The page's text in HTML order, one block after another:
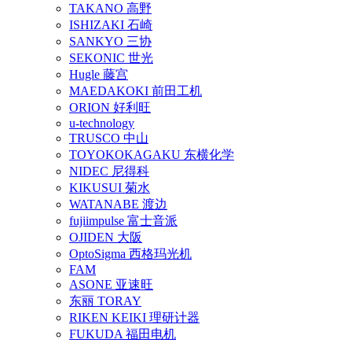
TAKANO 高野
ISHIZAKI 石崎
SANKYO 三协
SEKONIC 世光
Hugle 藤宫
MAEDAKOKI 前田工机
ORION 好利旺
u-technology
TRUSCO 中山
TOYOKOKAGAKU 东横化学
NIDEC 尼得科
KIKUSUI 菊水
WATANABE 渡边
fujiimpulse 富士音派
OJIDEN 大阪
OptoSigma 西格玛光机
FAM
ASONE 亚速旺
东丽 TORAY
RIKEN KEIKI 理研计器
FUKUDA 福田电机